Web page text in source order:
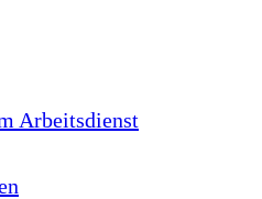
Arbeitsdienst